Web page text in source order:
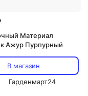
Материал
Ажур Пурпурный
В магазин
Гарденмарт24